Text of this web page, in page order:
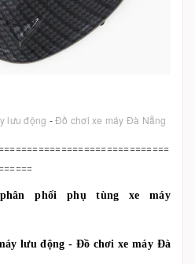
lưu động -Đồ chơi xe máy Đà Nẵng
phối phụ tùng xe máy
lưu động - Đồ chơi xe máy Đà